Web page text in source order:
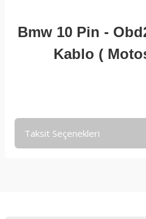
Bmw 10 Pin -
Kablo (
Taksit Seçenekleri